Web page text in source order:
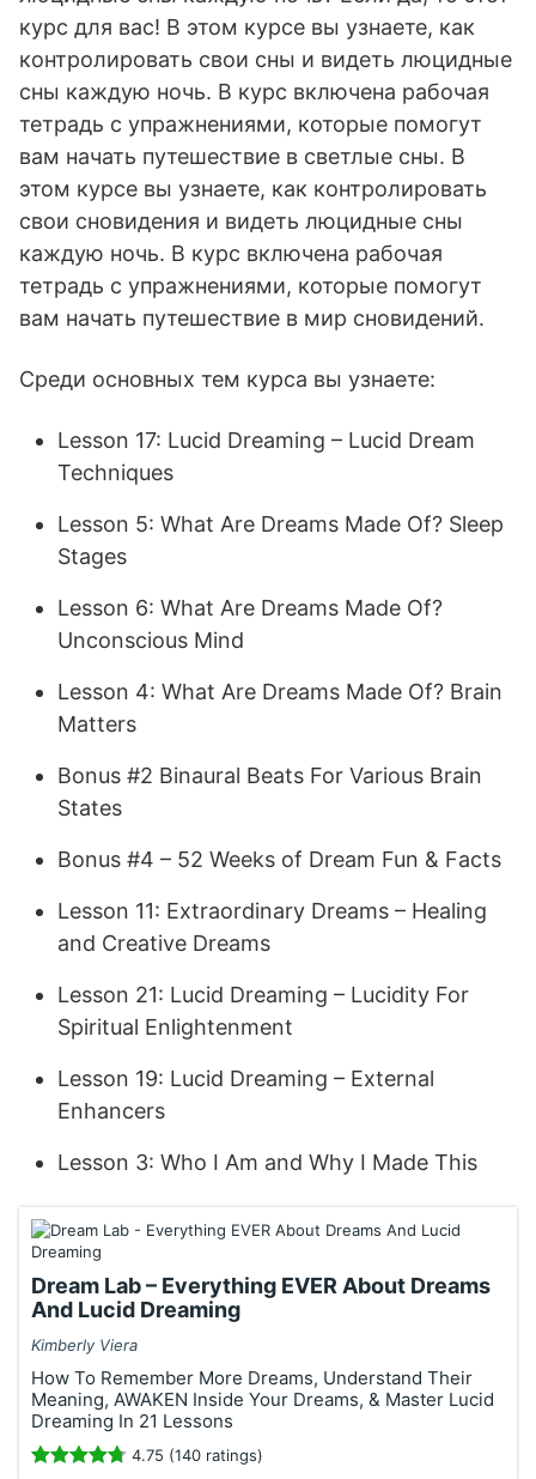
курс для вас! В этом курсе вы узнаете, как
контролировать свои сны и видеть люцидные
сны каждую ночь. В курс включена рабочая
тетрадь с упражнениями, которые помогут
вам начать путешествие в светлые сны. В
этом курсе вы узнаете, как контролировать
свои сновидения и видеть люцидные сны
каждую ночь. В курс включена рабочая
тетрадь с упражнениями, которые помогут
вам начать путешествие в мир сновидений.
Среди основных тем курса вы узнаете:
Lesson 17: Lucid Dreaming – Lucid Dream
Techniques
Lesson 5: What Are Dreams Made Of? Sleep
Stages
Lesson 6: What Are Dreams Made Of?
Unconscious Mind
Lesson 4: What Are Dreams Made Of? Brain
Matters
Bonus #2 Binaural Beats For Various Brain
States
Bonus #4 – 52 Weeks of Dream Fun & Facts
Lesson 11: Extraordinary Dreams – Healing
and Creative Dreams
Lesson 21: Lucid Dreaming – Lucidity For
Spiritual Enlightenment
Lesson 19: Lucid Dreaming – External
Enhancers
Lesson 3: Who I Am and Why I Made This
Dream Lab – Everything EVER About Dreams
And Lucid Dreaming
Kimberly Viera
How To Remember More Dreams, Understand Their
Meaning, AWAKEN Inside Your Dreams, & Master Lucid
Dreaming In 21 Lessons
4.75 (140 ratings)